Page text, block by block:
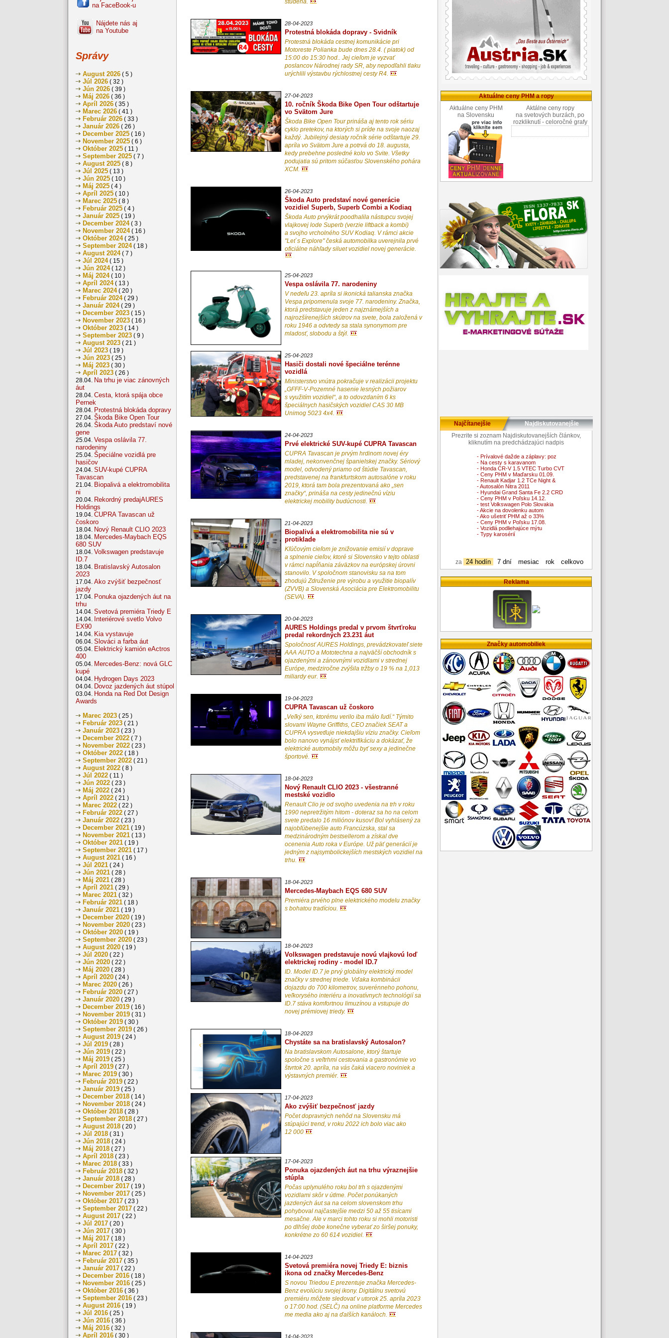
na FaceBook-u
Nájdete nás aj
na Youtube
Správy
August 2026 ( 5 )
Júl 2026 ( 32 )
Jún 2026 ( 39 )
Máj 2026 ( 36 )
Apríl 2026 ( 35 )
Marec 2026 ( 41 )
Február 2026 ( 33 )
Január 2026 ( 26 )
December 2025 ( 16 )
November 2025 ( 6 )
Október 2025 ( 11 )
September 2025 ( 7 )
August 2025 ( 8 )
Júl 2025 ( 13 )
Jún 2025 ( 10 )
Máj 2025 ( 4 )
Apríl 2025 ( 10 )
Marec 2025 ( 8 )
Február 2025 ( 4 )
Január 2025 ( 19 )
December 2024( 3 )
November 2024( 16 )
Október 2024( 25 )
September 2024( 18 )
August 2024( 7 )
Júl 2024( 15 )
Jún 2024( 12 )
Máj 2024( 10 )
Apríl 2024( 13 )
Marec 2024( 20 )
Február 2024( 29 )
Január 2024( 29 )
December 2023 ( 15 )
November 2023 ( 16 )
Október 2023 ( 14 )
September 2023 ( 9 )
August 2023 ( 21 )
Júl 2023 ( 19 )
Jún 2023 ( 25 )
Máj 2023 ( 30 )
Apríl 2023 ( 26 )
28.04. Na trhu je viac zánovných
áut
28.04. Cesta, ktorá spája obce
Pernek
28.04. Protestná blokáda dopravy
27.04. Škoda Bike Open Tour
26.04. Škoda Auto predstaví nové
gene
25.04. Vespa oslávila 77.
narodeniny
25.04. Špeciálne vozidlá pre
hasičov
24.04. SUV-kupé CUPRA
Tavascan
21.04. Biopalivá a elektromobilita
ni
20.04. Rekordný predajAURES
Holdings
19.04. CUPRA Tavascan už
čoskoro
18.04. Nový Renault CLIO 2023
18.04. Mercedes-Maybach EQS
680 SUV
18.04. Volkswagen predstavuje
ID.7
18.04. Bratislavský Autosalon
2023
17.04. Ako zvýšiť bezpečnosť
jazdy
17.04. Ponuka ojazdených áut na
trhu
14.04. Svetová premiéra Triedy E
14.04. Interiérové svetlo Volvo
EX90
14.04. Kia vystavuje
06.04. Slováci a farba áut
05.04. Elektrický kamión eActros
400
05.04. Mercedes-Benz: nová GLC
kupé
04.04. Hydrogen Days 2023
04.04. Dovoz jazdených áut stúpol
03.04. Honda na Red Dot Design
Awards
Marec 2023 ( 25 )
Február 2023 ( 21 )
Január 2023 ( 23 )
December 2022 ( 7 )
November 2022 ( 23 )
Október 2022 ( 18 )
September 2022 ( 21 )
August 2022 ( 8 )
Júl 2022 ( 11 )
Jún 2022 ( 23 )
Máj 2022 ( 24 )
Apríl 2022 ( 21 )
Marec 2022 ( 22 )
Február 2022 ( 27 )
Január 2022 ( 23 )
December 2021 ( 19 )
November 2021 ( 13 )
Október 2021 ( 19 )
September 2021 ( 17 )
August 2021 ( 16 )
Júl 2021 ( 24 )
Jún 2021 ( 28 )
Máj 2021 ( 28 )
Apríl 2021 ( 29 )
Marec 2021 ( 32 )
Február 2021 ( 18 )
Január 2021 ( 19 )
December 2020 ( 19 )
November 2020 ( 23 )
Október 2020 ( 19 )
September 2020 ( 23 )
August 2020 ( 19 )
Júl 2020 ( 22 )
Jún 2020 ( 22 )
Máj 2020 ( 28 )
Apríl 2020 ( 24 )
Marec 2020 ( 26 )
Február 2020 ( 27 )
Január 2020 ( 29 )
December 2019 ( 16 )
November 2019 ( 31 )
Október 2019 ( 30 )
September 2019 ( 26 )
August 2019 ( 24 )
Júl 2019 ( 28 )
Jún 2019 ( 22 )
Máj 2019 ( 25 )
Apríl 2019 ( 27 )
Marec 2019 ( 30 )
Február 2019 ( 22 )
Január 2019 ( 25 )
December 2018 ( 14 )
November 2018 ( 24 )
Október 2018 ( 28 )
September 2018 ( 27 )
August 2018 ( 20 )
Júl 2018 ( 31 )
Jún 2018 ( 24 )
Máj 2018 ( 27 )
Apríl 2018 ( 23 )
Marec 2018 ( 33 )
Február 2018 ( 32 )
Január 2018 ( 28 )
December 2017 ( 19 )
November 2017 ( 25 )
Október 2017 ( 23 )
September 2017 ( 22 )
August 2017 ( 22 )
Júl 2017 ( 20 )
Jún 2017 ( 30 )
Máj 2017 ( 18 )
Apríl 2017 ( 22 )
Marec 2017 ( 32 )
Február 2017 ( 35 )
Január 2017 ( 22 )
December 2016 ( 18 )
November 2016 ( 25 )
Október 2016 ( 36 )
September 2016 ( 23 )
August 2016 ( 19 )
Júl 2016 ( 25 )
Jún 2016 ( 36 )
Máj 2016 ( 32 )
Apríl 2016 ( 30 )
studena.
28-04-2023
Protestná blokáda dopravy - Svidník
Protestná blokáda cestnej komunikácie pri
Motoreste Polianka bude dnes 28.4. ( piatok) od
15:00 do 15:30 hod.. Jej cieľom je vyzvať
poslancov Národnej rady SR, aby nepodľahli tlaku
urýchlili výstavbu rýchlostnej cesty R4.
27-04-2023
10. ročník Škoda Bike Open Tour odštartuje
vo Svätom Jure
Škoda Bike Open Tour prináša aj tento rok sériu
cyklo pretekov, na ktorých si príde na svoje naozaj
každý. Jubilejný desiaty ročník série odštartuje 29.
apríla vo Svätom Jure a potrvá do 18. augusta,
kedy prebehne posledné kolo vo Svite. Všetky
podujatia sú pritom súčasťou Slovenského pohára
XCM.
26-04-2023
Škoda Auto predstaví nové generácie
vozidiel Superb, Superb Combi a Kodiaq
Škoda Auto prvýkrát poodhalila nástupcu svojej
vlajkovej lode Superb (verzie liftback a kombi)
a svojho vrcholného SUV Kodiaq. V rámci akcie
"Let`s Explore" česká automobilka uverejnila prvé
oficiálne náhľady siluet vozidiel novej generácie.
25-04-2023
Vespa oslávila 77. narodeniny
V nedeľu 23. apríla si ikonická talianska značka
Vespa pripomenula svoje 77. narodeniny. Značka,
ktorá predstavuje jeden z najznámejších a
najrozšírenejších skútrov na svete, bola založená v
roku 1946 a odvtedy sa stala synonymom pre
mladosť, slobodu a štýl.
25-04-2023
Hasiči dostali nové špeciálne terénne
vozidlá
Ministerstvo vnútra pokračuje v realizácii projektu
„GFFF-V-Pozemné hasenie lesných požiarov
s využitím vozidiel“, a to odovzdaním 6 ks
špeciálnych hasičských vozidiel CAS 30 MB
Unimog 5023 4x4.
24-04-2023
Prvé elektrické SUV-kupé CUPRA Tavascan
CUPRA Tavascan je prvým hrdinom novej éry
mladej, nekonvenčnej španielskej značky. Sériový
model, odvodený priamo od štúdie Tavascan,
predstavenej na frankfurtskom autosalóne v roku
2019, ktorá tam bola prezentovaná ako „sen
značky“, prináša na cesty jedinečnú víziu
elektrickej mobility budúcnosti.
21-04-2023
Biopalivá a elektromobilita nie sú v
protiklade
Kľúčovým cieľom je znižovanie emisií v doprave
a splnenie cieľov, ktoré si Slovensko v tejto oblasti
v rámci napĺňania záväzkov na európskej úrovni
stanovilo. V spoločnom stanovisku sa na tom
zhodujú Združenie pre výrobu a využitie biopalív
(ZVVB) a Slovenská Asociácia pre Elektromobilitu
(SEVA).
20-04-2023
AURES Holdings predal v prvom štvrťroku
predal rekordných 23.231 áut
Spoločnosť AURES Holdings, prevádzkovateľ siete
AAA AUTO a Mototechna a najväčší obchodník s
ojazdenými a zánovnými vozidlami v strednej
Európe, medziročne zvýšila tržby o 19 % na 1,013
miliardy eur.
19-04-2023
CUPRA Tavascan už čoskoro
„Veľký sen, ktorému verilo iba málo ľudí.“ Týmito
slovami Wayne Griffiths, CEO značiek SEAT a
CUPRA vysvetľuje niekdajšiu víziu značky. Cieľom
bolo nanovo vynájsť elektrifikáciu a dokázať, že
elektrické automobily môžu byť sexy a jedinečne
športové.
18-04-2023
Nový Renault CLIO 2023 - všestranné
mestské vozidlo
Renault Clio je od svojho uvedenia na trh v roku
1990 nepretržitým hitom - doteraz sa ho na celom
svete predalo 16 miliónov kusov! Bol vyhlásený za
najobľúbenejšie auto Francúzska, stal sa
medzinárodným bestsellerom a získal dve
ocenenia Auto roka v Európe. Už päť generácií je
jedným z najsymbolickejších mestských vozidiel na
trhu.
18-04-2023
Mercedes-Maybach EQS 680 SUV
Premiéra prvého plne elektrického modelu značky
s bohatou tradíciou.
18-04-2023
Volkswagen predstavuje novú vlajkovú loď
elektrickej rodiny - model ID.7
ID. Model ID.7 je prvý globálny elektrický model
značky v strednej triede. Vďaka kombinácii
dojazdu do 700 kilometrov, suverénneho pohonu,
veľkorysého interiéru a inovatívnych technológií sa
ID.7 stáva komfortnou limuzínou a vstupuje do
novej prémiovej triedy.
18-04-2023
Chystáte sa na bratislavský Autosalon?
Na bratislavskom Autosalone, ktorý štartuje
spoločne s veľtrhmi cestovania a gastronómie vo
štvrtok 20. apríla, na vás čaká viacero noviniek a
výstavných premiér.
17-04-2023
Ako zvýšiť bezpečnosť jazdy
Počet dopravných nehôd na Slovensku má
stúpajúci trend, v roku 2022 ich bolo viac ako
12 000
17-04-2023
Ponuka ojazdených áut na trhu výraznejšie
stúpla
Počas uplynulého roku bol trh s ojazdenými
vozidlami skôr v útlme. Počet ponúkaných
jazdených áut sa na celom slovenskom trhu
pohyboval najčastejšie medzi 50 až 55 tisícami
mesačne. Ale v marci tohto roku si mohli motoristi
po dlhšej dobe konečne vyberať zo širšej ponuky,
konkrétne zo 60 614 vozidiel.
14-04-2023
Svetová premiéra novej Triedy E: biznis
ikona od značky Mercedes-Benz
S novou Triedou E prezentuje značka Mercedes-
Benz evolúciu svojej ikony. Digitálnu svetovú
premiéru môžete sledovať v utorok 25. apríla 2023
o 17:00 hod. (SELČ) na online platforme Mercedes
me media ako aj na ďalších kanáloch.
14-04-2023
Aktuálne ceny PHM a ropy
Aktuálne ceny PHM
na Slovensku
Aktálne ceny ropy
na svetových burzách, po
rozkliknutí - celoročné grafy
Najčítanejšie
Najdiskutovanejšie
Prezrite si zoznam Najdiskutovanejších článkov,
kliknutím na predchádzajúci nadpis
- Prívalové dažde a záplavy: poz
- Na cesty s karavanom
- Honda CR-V 1.5 VTEC Turbo CVT
- Ceny PHM v Maďarsku 01.09.
- Renault Kadjar 1.2 TCe Night &
- Autosalón Nitra 2011
- Hyundai Grand Santa Fe 2.2 CRD
- Ceny PHM v Poľsku 14.12.
- test Volkswagen Polo Slovakia
- Akcie na dovolenku autom
- Ako ušetriť PHM až o 33%
- Ceny PHM v Poľsku 17.08.
- Vozidlá podliehajúce mýtu
- Typy karosérií
za 24 hodín 7 dní mesiac rok celkovo
Reklama
Značky automobiliek